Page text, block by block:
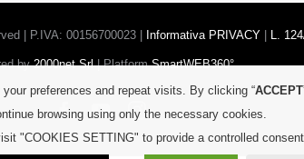
| P.IVA: 00156700023 | Informativa PRIVACY L.
by2000net Srl| PlatformSmartWEB360°
FacebookYouTubeInstagram
preferences and repeat visits. By clicking “ACCEPT
browsing using only the necessary cookies.
"COOKIES SETTING" to provide a controlled